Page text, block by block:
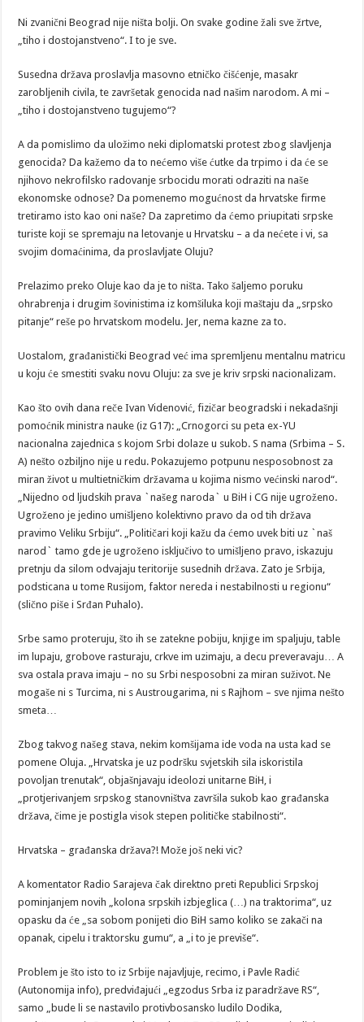
Ni zvanični Beograd nije ništa bolji. On svake godine žali sve žrtve,
„tiho i dostojanstveno“. I to je sve.
Susedna država proslavlja masovno etničko čišćenje, masakr
zarobljenih civila, te završetak genocida nad našim narodom. A mi –
„tiho i dostojanstveno tugujemo“?
A da pomislimo da uložimo neki diplomatski protest zbog slavljenja
genocida? Da kažemo da to nećemo više ćutke da trpimo i da će se
njihovo nekrofilsko radovanje srbocidu morati odraziti na naše
ekonomske odnose? Da pomenemo mogućnost da hrvatske firme
tretiramo isto kao oni naše? Da zapretimo da ćemo priupitati srpske
turiste koji se spremaju na letovanje u Hrvatsku – a da nećete i vi, sa
svojim domaćinima, da proslavljate Oluju?
Prelazimo preko Oluje kao da je to ništa. Tako šaljemo poruku
ohrabrenja i drugim šovinistima iz komšiluka koji maštaju da „srpsko
pitanje“ reše po hrvatskom modelu. Jer, nema kazne za to.
Uostalom, građanistički Beograd već ima spremljenu mentalnu matricu
u koju će smestiti svaku novu Oluju: za sve je kriv srpski nacionalizam.
Kao što ovih dana reče Ivan Videnović, fizičar beogradski i nekadašnji
pomoćnik ministra nauke (iz G17): „Crnogorci su peta ex-YU
nacionalna zajednica s kojom Srbi dolaze u sukob. S nama (Srbima – S.
A) nešto ozbiljno nije u redu. Pokazujemo potpunu nesposobnost za
miran život u multietničkim državama u kojima nismo većinski narod“.
„Nijedno od ljudskih prava `našeg naroda` u BiH i CG nije ugroženo.
Ugroženo je jedino umišljeno kolektivno pravo da od tih država
pravimo Veliku Srbiju“. „Političari koji kažu da ćemo uvek biti uz `naš
narod` tamo gde je ugroženo isključivo to umišljeno pravo, iskazuju
pretnju da silom odvajaju teritorije susednih država. Zato je Srbija,
podsticana u tome Rusijom, faktor nereda i nestabilnosti u regionu“
(slično piše i Srđan Puhalo).
Srbe samo proteruju, što ih se zatekne pobiju, knjige im spaljuju, table
im lupaju, grobove rasturaju, crkve im uzimaju, a decu preveravaju… A
sva ostala prava imaju – no su Srbi nesposobni za miran suživot. Ne
mogaše ni s Turcima, ni s Austrougarima, ni s Rajhom – sve njima nešto
smeta…
Zbog takvog našeg stava, nekim komšijama ide voda na usta kad se
pomene Oluja. „Hrvatska je uz podršku svjetskih sila iskoristila
povoljan trenutak“, objašnjavaju ideolozi unitarne BiH, i
„protjerivanjem srpskog stanovništva završila sukob kao građanska
država, čime je postigla visok stepen političke stabilnosti“.
Hrvatska – građanska država?! Može još neki vic?
A komentator Radio Sarajeva čak direktno preti Republici Srpskoj
pominjanjem novih „kolona srpskih izbjeglica (…) na traktorima“, uz
opasku da će „sa sobom ponijeti dio BiH samo koliko se zakači na
opanak, cipelu i traktorsku gumu“, a „i to je previše“.
Problem je što isto to iz Srbije najavljuje, recimo, i Pavle Radić
(Autonomija info), predviđajući „egzodus Srba iz paradržave RS“,
samo „bude li se nastavilo protivbosansko ludilo Dodika,